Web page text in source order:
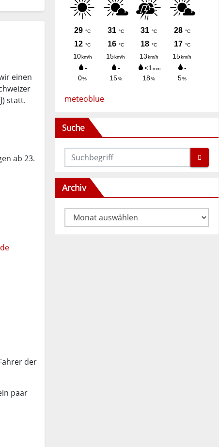
einen
statt.
ab 23.
der
paar
meteoblue
Suche
Archiv
Archiv